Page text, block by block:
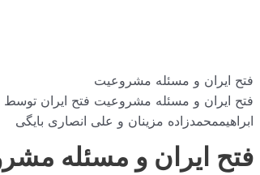
فتح ایران و مسئله مشروعیت
فتح ایران و مسئله مشروعیت فتح ایران توسط
ابراهیممحمدزاده مزینان و علی انصاری بایگی
فتح ایران و مسئله